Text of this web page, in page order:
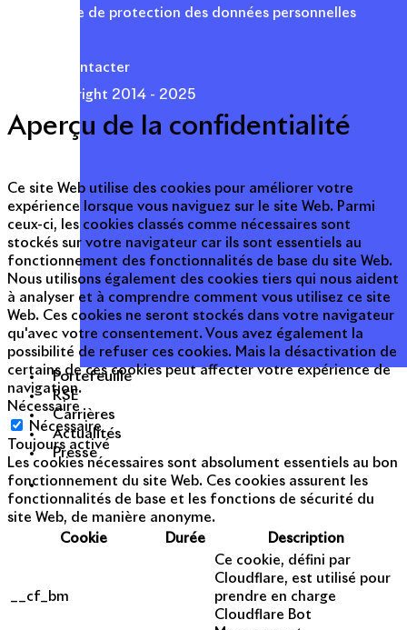
Portefeuille
RSE
Carrières
Actualités
Presse
Politique de protection des données personnelles
Nous contacter
© Copyright 2014 - 2025
Aperçu de la confidentialité
Ce site Web utilise des cookies pour améliorer votre
expérience lorsque vous naviguez sur le site Web. Parmi
ceux-ci, les cookies classés comme nécessaires sont
stockés sur votre navigateur car ils sont essentiels au
fonctionnement des fonctionnalités de base du site Web.
Nous utilisons également des cookies tiers qui nous aident
à analyser et à comprendre comment vous utilisez ce site
Web. Ces cookies ne seront stockés dans votre navigateur
qu'avec votre consentement. Vous avez également la
possibilité de refuser ces cookies. Mais la désactivation de
certains de ces cookies peut affecter votre expérience de
navigation.
Nécessaire
Nécessaire
Toujours activé
Les cookies nécessaires sont absolument essentiels au bon
fonctionnement du site Web. Ces cookies assurent les
fonctionnalités de base et les fonctions de sécurité du
site Web, de manière anonyme.
Cookie
Durée Description
__cf_bm
Ce cookie, défini par
Cloudflare, est utilisé pour
prendre en charge
Cloudflare Bot